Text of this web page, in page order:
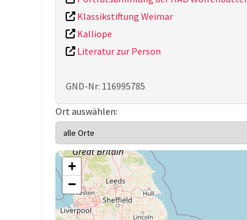
Klassikstiftung Weimar
Kalliope
Literatur zur Person
GND-Nr: 116995785
Ort auswählen:
+
−